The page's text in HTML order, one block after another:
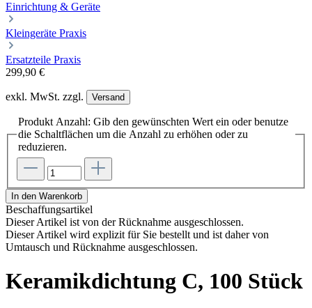
Einrichtung & Geräte
Kleingeräte Praxis
Ersatzteile Praxis
299,90 €
exkl. MwSt. zzgl. Versand
Produkt Anzahl: Gib den gewünschten Wert ein oder benutze
die Schaltflächen um die Anzahl zu erhöhen oder zu
reduzieren.
In den Warenkorb
Beschaffungsartikel
Dieser Artikel ist von der Rücknahme ausgeschlossen.
Dieser Artikel wird explizit für Sie bestellt und ist daher von
Umtausch und Rücknahme ausgeschlossen.
Keramikdichtung C, 100 Stück